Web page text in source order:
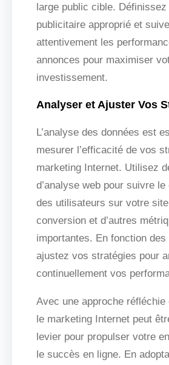
large public cible. Définissez
publicitaire approprié et
attentivement les
annonces pour maximiser
investissement.
Analyser et Ajuster Vos
L’analyse des données est
mesurer l’efficacité de vos
marketing Internet. Utilisez
d’analyse web pour suivre
des utilisateurs sur votre
conversion et d’autres
importantes. En fonction
ajustez vos stratégies pour
continuellement vos
Avec une approche réfléchie
le marketing Internet peut
levier pour propulser votre
le succès en ligne. En